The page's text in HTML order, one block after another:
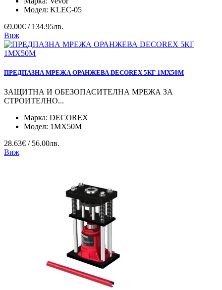
Модел: KLEC-05
69.00€ / 134.95лв.
Виж
ПРЕДПАЗНА МРЕЖА ОРАНЖЕВА DECOREX 5КГ 1МХ50М
ЗАЩИТНА И ОБЕЗОПАСИТЕЛНА МРЕЖА ЗА
СТРОИТЕЛНО...
Марка: DECOREX
Модел: 1МХ50М
28.63€ / 56.00лв.
Виж